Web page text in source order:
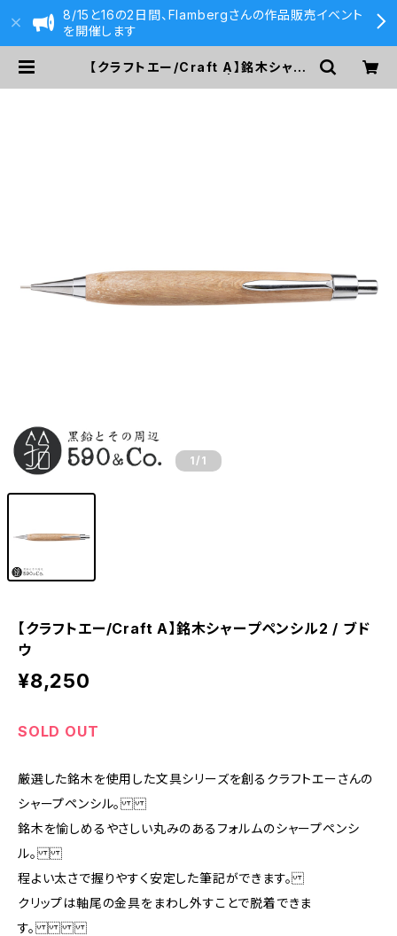
8/15と16の2日間、Flambergさんの作品販売イベント
を開催します
【クラフトエー/Craft A】銘木シャー
1 /1
【クラフトエー/Craft A】銘木シャープペンシル2 / ブド
ウ
¥8,250
SOLD OUT
厳選した銘木を使用した文具シリーズを創るクラフトエーさんの
シャープペンシル。
銘木を愉しめるやさしい丸みのあるフォルムのシャープペンシ
ル。
程よい太さで握りやすく安定した筆記ができます。
クリップは軸尾の金具をまわし外すことで脱着できま
す。